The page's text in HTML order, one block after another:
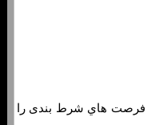
هاي‌ شرط بندی را